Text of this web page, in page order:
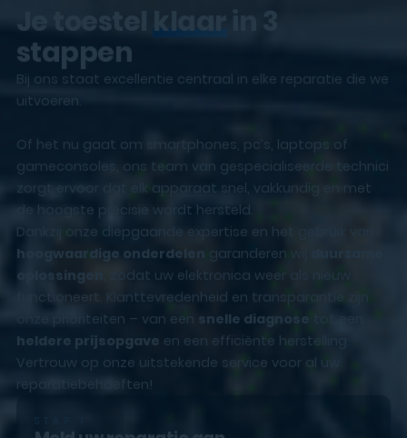
Je toestel klaar in 3
stappen
Bij ons staat excellentie centraal in elke reparatie die we
uitvoeren.
Of het nu gaat om smartphones, pc’s, laptops of
gameconsoles, ons team van gespecialiseerde technici
zorgt ervoor dat elk apparaat snel, vakkundig en met
de hoogste precisie wordt hersteld.
Dankzij onze diepgaande expertise en het gebruik van
hoogwaardige onderdelen garanderen wij
oplossingen
, zodat uw elektronica weer als nieuw
functioneert. Klanttevredenheid en transparantie zijn
onze prioriteiten – van een snelle diagnose tot een
heldere prijsopgave en een efficiënte herstelling.
Vertrouw op onze uitstekende service voor al uw
reparatiebehoeften!
STAP 1